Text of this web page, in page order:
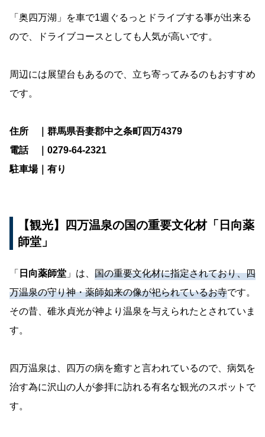
「奥四万湖」を車で1週ぐるっとドライブする事が出来る
ので、ドライブコースとしても人気が高いです。
周辺には展望台もあるので、立ち寄ってみるのもおすすめ
です。
住所 ｜群馬県吾妻郡中之条町四万4379
電話 ｜0279-64-2321
駐車場｜有り
【観光】四万温泉の国の重要文化材「日向薬
師堂」
「 日向薬師堂 」は、 国の重要文化材に指定されており、四
万温泉の守り神・薬師如来の像が祀られているお寺です。
その昔、碓氷貞光が神より温泉を与えられたとされていま
す。
四万温泉は、四万の病を癒すと言われているので、病気を
治す為に沢山の人が参拝に訪れる有名な観光のスポットで
す。